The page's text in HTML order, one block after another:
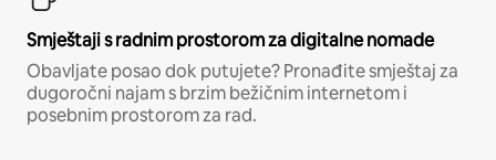
Smještaji s radnim prostorom za digitalne nomade
Obavljate posao dok putujete? Pronađite smještaj za
dugoročni najam s brzim bežičnim internetom i
posebnim prostorom za rad.